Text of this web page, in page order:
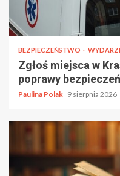
BEZPIECZEŃSTWO
Zgłoś miejsca w
poprawy
Paulina Polak 9 sierpnia 2026